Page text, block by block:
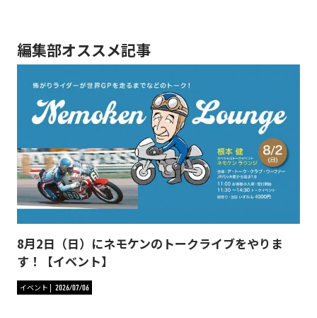
編集部オススメ記事
8月2日（日）にネモケンのトークライブをやりま
す！【イベント】
イベント 2026/07/06